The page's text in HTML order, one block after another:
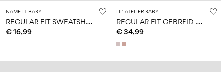
NAME IT BABY
R
EGULAR FIT SWEATSHIRT
€ 16,99
LIL' ATELIER BABY
R
EGULAR FIT GEBREID VEST
€ 34,99